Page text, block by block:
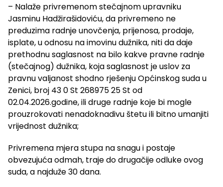
– Nalaže privremenom stečajnom upravniku
Jasminu Hadžirašidoviću, da privremeno ne
preduzima radnje unovčenja, prijenosa, prodaje,
isplate, u odnosu na imovinu dužnika, niti da daje
prethodnu saglasnost na bilo kakve pravne radnje
(stečajnog) dužnika, koja saglasnost je uslov za
pravnu valjanost shodno rješenju Općinskog suda u
Zenici, broj 43 0 St 268975 25 St od
02.04.2026.godine, ili druge radnje koje bi mogle
prouzrokovati nenadoknadivu štetu ili bitno umanjiti
vrijednost dužnika;
Privremena mjera stupa na snagu i postaje
obvezujuća odmah, traje do drugačije odluke ovog
suda, a najduže 30 dana.